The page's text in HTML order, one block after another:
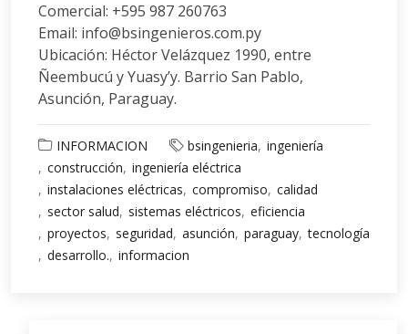
Comercial: +595 987 260763
Email: info@bsingenieros.com.py
Ubicación: Héctor Velázquez 1990, entre
Ñeembucú y Yuasy’y. Barrio San Pablo,
Asunción, Paraguay.
INFORMACION bsingenieria ingeniería
construcción ingeniería eléctrica
instalaciones eléctricas compromiso calidad
sector salud
sistemas eléctricos eficiencia
proyectos
seguridad asunción paraguay tecnología
desarrollo. informacion